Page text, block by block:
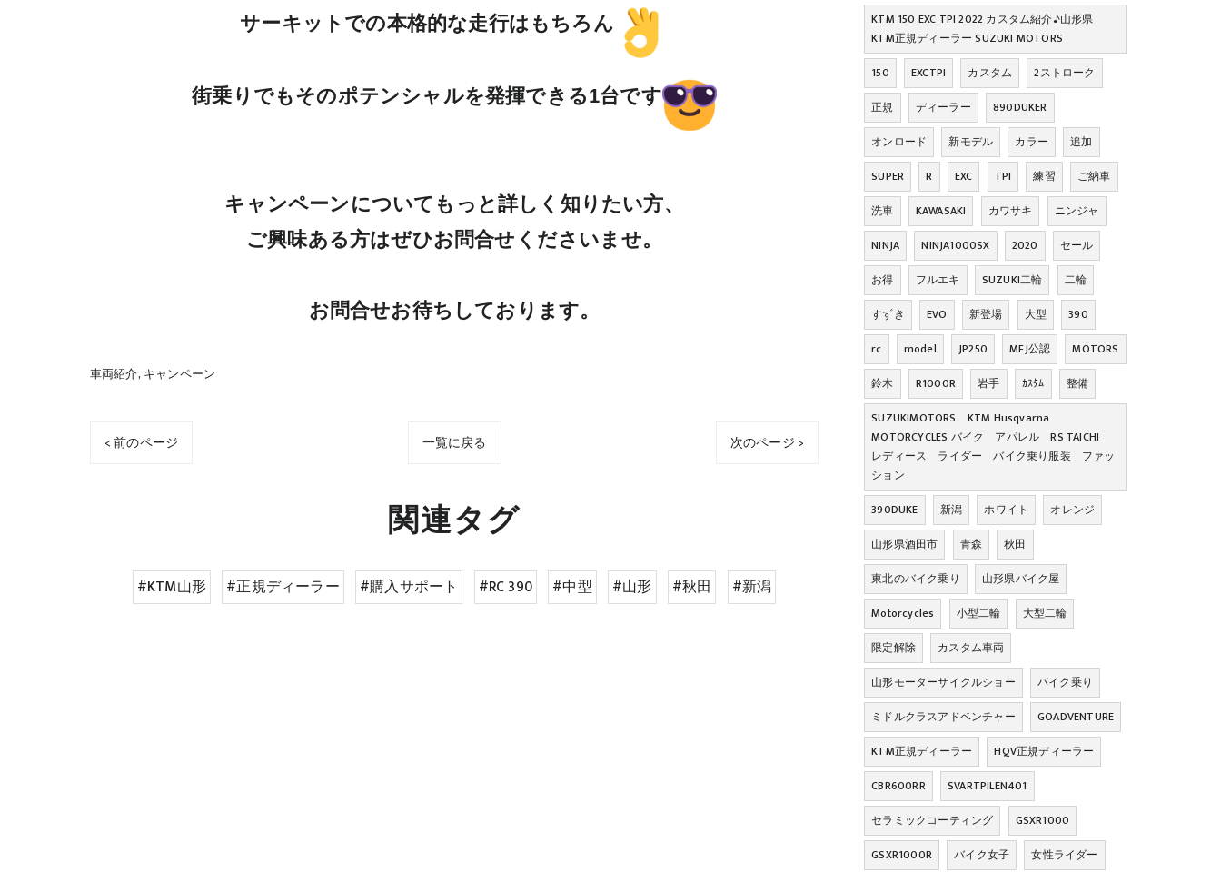
サーキットでの本格的な走行はもちろん
街乗りでもそのポテンシャルを発揮できる1台です
キャンペーンについてもっと詳しく知りたい方、
ご興味ある方はぜひお問合せくださいませ。
お問合せお待ちしております。
車両紹介 キャンペーン
< 前のページ 一覧に戻る 次のページ >
関連タグ
#KTM山形 #正規ディーラー #購入サポート #RC 390 #中型 #山形 #秋田 #新潟
KTM 150 EXC TPI 2022 カスタム紹介♪山形県
KTM正規ディーラー SUZUKI MOTORS
150
EXCTPI カスタム
2ストローク
正規
ディーラー
890DUKER
オンロード
新モデル カラー
追加
SUPER
R EXC TPI 練習
ご納車
洗車
KAWASAKI カワサキ
ニンジャ
NINJA
NINJA1000SX 2020
セール
お得
フルエキ SUZUKI二輪
二輪
すずき
EVO 新登場 大型
390
rc
model JP250 MFJ公認
MOTORS
鈴木
R1000R 岩手 ｶｽﾀﾑ
整備
SUZUKIMOTORS KTM Husqvarna
MOTORCYCLES バイク アパレル RS TAICHI
レディース ライダー バイク乗り服装 ファッ
ション
390DUKE
新潟 ホワイト
オレンジ
山形県酒田市
青森
秋田
東北のバイク乗り
山形県バイク屋
Motorcycles
小型二輪
大型二輪
限定解除
カスタム車両
山形モーターサイクルショー
バイク乗り
ミドルクラスアドベンチャー
GOADVENTURE
KTM正規ディーラー
HQV正規ディーラー
CBR600RR
SVARTPILEN401
セラミックコーティング
GSXR1000
GSXR1000R
バイク女子 女性ライダー